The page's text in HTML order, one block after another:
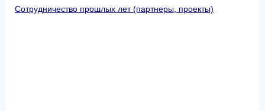
Сотрудничество прошлых лет (партнеры, проекты)